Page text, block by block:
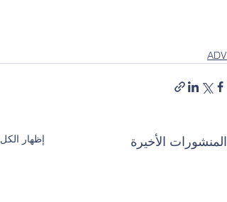
ADV
المنشورات الأخيرة إظهار الكل